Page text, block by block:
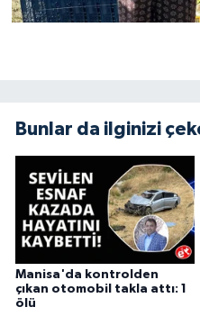
Bunlar da ilginizi
Manisa'da kontrolden
çıkan otomobil takla attı: 1
ölü